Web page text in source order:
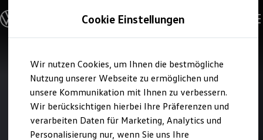
Hauptinhalt
springen
Footer
springen
Modelle & Konfigurator
Nutzfahrzeugkategorien entdecken
Modelle konfigurieren
Vorgängermodelle und Oldtimer
Vorgängermodelle
Oldtimer
Bulli Historie
Branchenlösungen & Gewerbekunden
Umbaulösungen und Hersteller finden
Auf- und Umbauten entdecken & konfigurieren
Cookie Einstellungen
Wir nutzen Cookies, um Ihnen die bestmögliche
Nutzung unserer Webseite zu ermöglichen und
unsere Kommunikation mit Ihnen zu verbessern.
Wir berücksichtigen hierbei Ihre Präferenzen und
verarbeiten Daten für Marketing, Analytics und
Personalisierung nur, wenn Sie uns Ihre